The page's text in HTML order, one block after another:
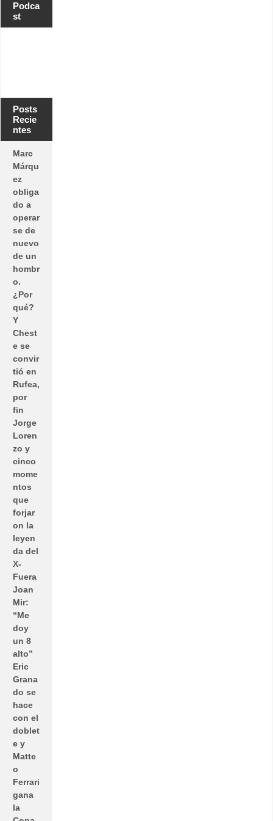
Podca
st
Posts
Recie
ntes
Marc
Márqu
ez
obliga
do a
operar
se de
nuevo
de un
hombr
o.
¿Por
qué?
Y
Chest
e se
convir
tió en
Rufea,
por
fin
Jorge
Loren
zo y
cinco
mome
ntos
que
forjar
on la
leyen
da del
X-
Fuera
Joan
Mir:
“Me
doy
un 8
alto”
Eric
Grana
do se
hace
con el
doblet
e y
Matte
o
Ferrari
gana
la